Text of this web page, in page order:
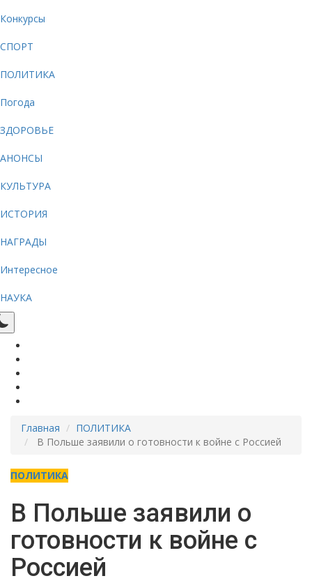
Конкурсы
СПОРТ
ПОЛИТИКА
Погода
ЗДОРОВЬЕ
АНОНСЫ
КУЛЬТУРА
ИСТОРИЯ
НАГРАДЫ
Интересное
НАУКА
Главная
ПОЛИТИКА
В Польше заявили о готовности к войне с Россией
ПОЛИТИКА
В Польше заявили о
готовности к войне с
Россией